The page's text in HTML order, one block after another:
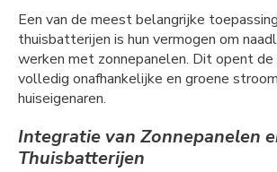
Een van de meest belangrijke
thuisbatterijen is hun vermogen om
werken met zonnepanelen. Dit opent de
volledig onafhankelijke en groene
huiseigenaren.
Integratie van Zonnepanelen
Thuisbatterijen